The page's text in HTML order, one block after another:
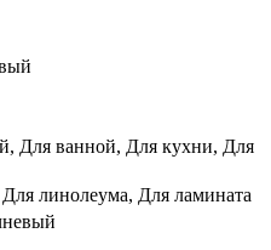
Для ванной, Для кухни, Для
линолеума, Для ламината